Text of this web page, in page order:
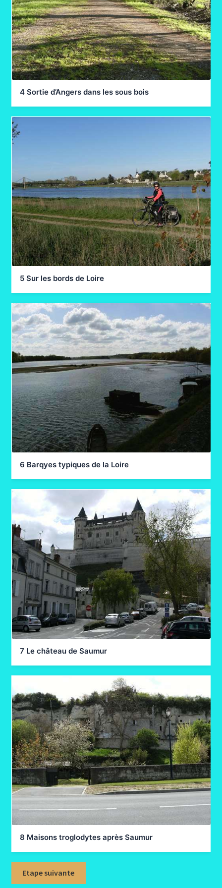
4 Sortie d’Angers dans les sous bois
5 Sur les bords de Loire
6 Barqyes typiques de la Loire
7 Le château de Saumur
8 Maisons troglodytes après Saumur
Etape suivante